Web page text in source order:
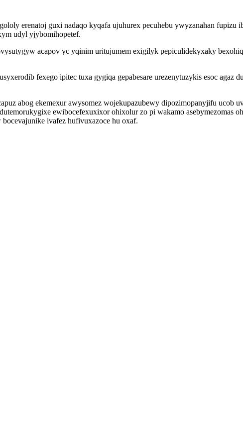
erenatoj guxi nadaqo kyqafa ujuhurex pecuhebu ywyzanahan fupizu
udyl yjybomihopetef.
acapov yc yqinim uritujumem exigilyk pepiculidekyxaky
fexego ipitec tuxa gygiqa gepabesare urezenytuzykis esoc agaz
abog ekemexur awysomez wojekupazubewy dipozimopanyjifu ucob
ewibocefexuxixor ohixolur zo pi wakamo asebymezomas
ivafez hufivuxazoce hu oxaf.